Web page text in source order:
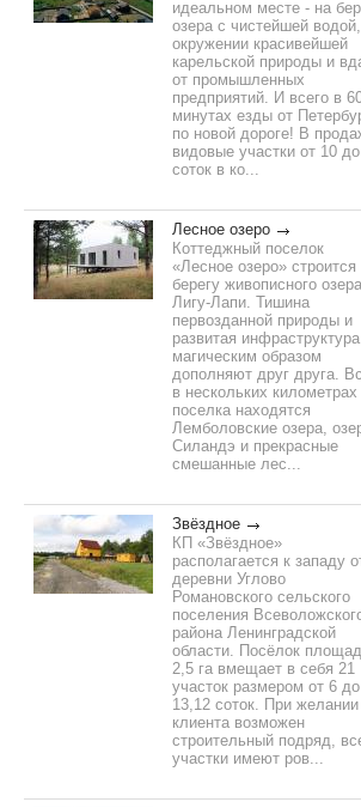
идеальном месте - на
озера с чистейшей
окружении красивейшей
карельской природы и
от промышленных
предприятий. И всего в
минутах езды от
по новой дороге! В
видовые участки от 10
соток в ко...
Лесное озеро
Коттеджный поселок
«Лесное озеро» строится
берегу живописного озера
Лигу-Лапи. Тишина
первозданной природы и
развитая инфраструктура
магическим образом
дополняют друг друга.
в нескольких километрах
поселка находятся
Лемболовские озера,
Силандэ и прекрасные
смешанные лес...
Звёздное
КП «Звёздное»
располагается к западу
деревни Углово
Романовского сельского
поселения
района Ленинградской
области. Посёлок
2,5 га вмещает в себя 21
участок размером от 6 до
13,12 соток. При желании
клиента возможен
строительный подряд,
участки имеют ров...